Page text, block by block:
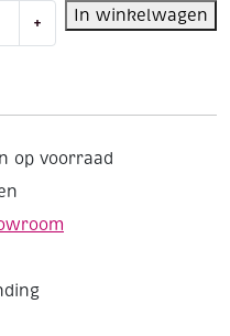
+ In winkelwagen
op voorraad